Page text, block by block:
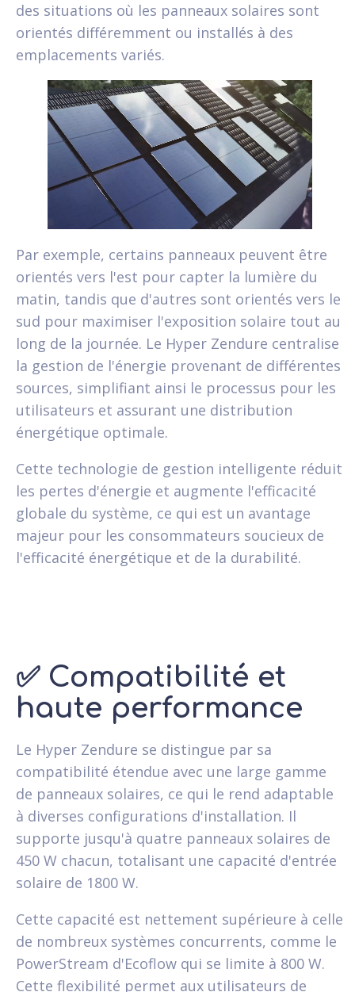
des situations où les panneaux solaires sont
orientés différemment ou installés à des
emplacements variés.
Par exemple, certains panneaux peuvent être
orientés vers l'est pour capter la lumière du
matin, tandis que d'autres sont orientés vers le
sud pour maximiser l'exposition solaire tout au
long de la journée. Le Hyper Zendure centralise
la gestion de l'énergie provenant de différentes
sources, simplifiant ainsi le processus pour les
utilisateurs et assurant une distribution
énergétique optimale.
Cette technologie de gestion intelligente réduit
les pertes d'énergie et augmente l'efficacité
globale du système, ce qui est un avantage
majeur pour les consommateurs soucieux de
l'efficacité énergétique et de la durabilité.
✅ Compatibilité et
haute performance
Le Hyper Zendure se distingue par sa
compatibilité étendue avec une large gamme
de panneaux solaires, ce qui le rend adaptable
à diverses configurations d'installation. Il
supporte jusqu'à quatre panneaux solaires de
450 W chacun, totalisant une capacité d'entrée
solaire de 1800 W.
Cette capacité est nettement supérieure à celle
de nombreux systèmes concurrents, comme le
PowerStream d'Ecoflow qui se limite à 800 W.
Cette flexibilité permet aux utilisateurs de